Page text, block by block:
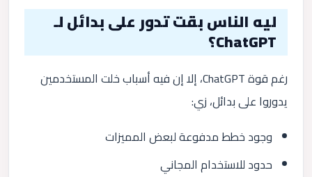
ليه الناس بقت تدور على بدائل لـ
ChatGPT؟
رغم قوة ChatGPT، إلا إن فيه أسباب خلت المستخدمين
يدوروا على بدائل، زي:
وجود خطط مدفوعة لبعض المميزات
حدود للاستخدام المجاني